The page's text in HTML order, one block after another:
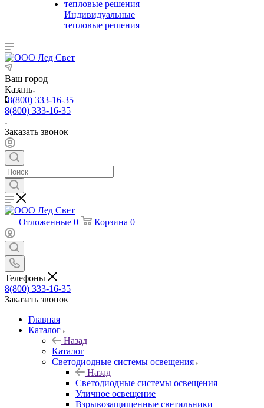
Индивидуальные
тепловые решения
Ваш город
Казань
8(800) 333-16-35
8(800) 333-16-35
Заказать звонок
Отложенные 0 Корзина 0
Телефоны
8(800) 333-16-35
Заказать звонок
Главная
Каталог
Назад
Каталог
Светодиодные системы освещения
Назад
Светодиодные системы освещения
Уличное освещение
Взрывозащищенные светильники